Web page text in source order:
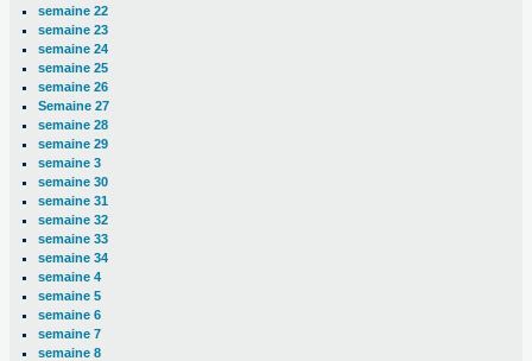
semaine 22
semaine 23
semaine 24
semaine 25
semaine 26
Semaine 27
semaine 28
semaine 29
semaine 3
semaine 30
semaine 31
semaine 32
semaine 33
semaine 34
semaine 4
semaine 5
semaine 6
semaine 7
semaine 8